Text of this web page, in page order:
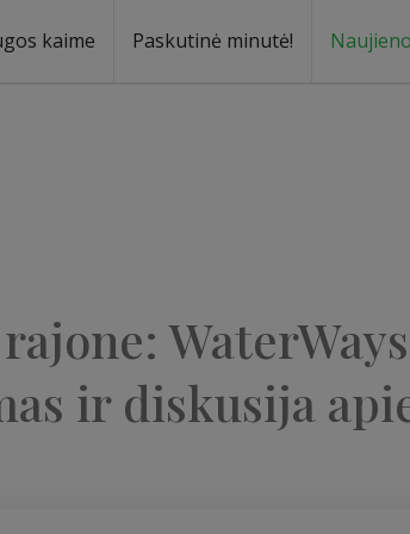
kaime Paskutinė minutė!
WaterWays
ir diskusija